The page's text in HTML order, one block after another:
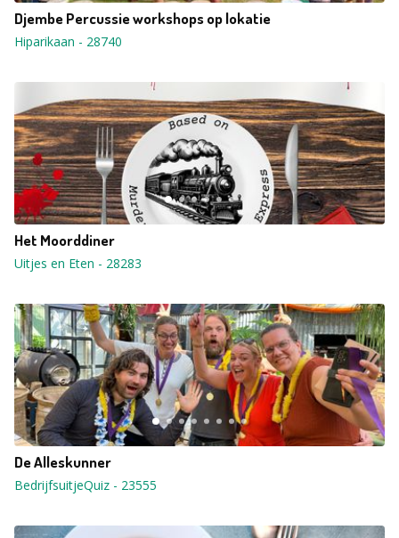
Djembe Percussie workshops op lokatie
Hiparikaan - 28740
Het Moorddiner
Uitjes en Eten - 28283
De Alleskunner
BedrijfsuitjeQuiz - 23555